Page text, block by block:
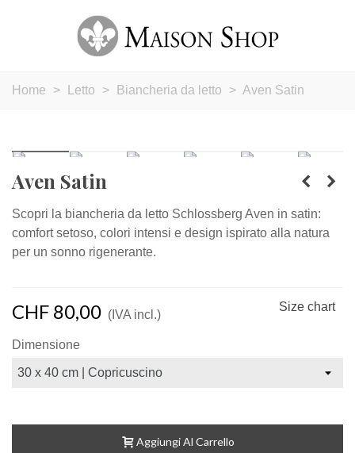
Home > Letto > Biancheria da letto > Aven Satin
Aven Satin
Scopri la biancheria da letto Schlossberg Aven in satin:
comfort setoso, colori intensi e design ispirato alla natura
per un sonno rigenerante.
CHF 80,00 (IVA incl.)
Size chart
Dimensione
Aggiungi Al Carrello